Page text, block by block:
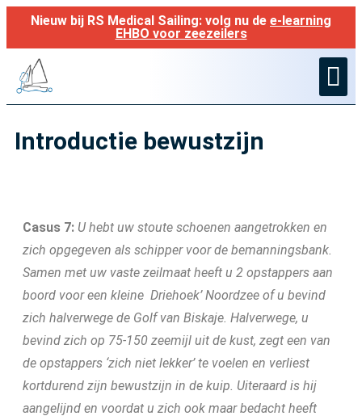
Nieuw bij RS Medical Sailing: volg nu de e-learning
EHBO voor zeezeilers
Introductie bewustzijn
Casus 7: U hebt uw stoute schoenen aangetrokken en
zich opgegeven als schipper voor de bemanningsbank.
Samen met uw vaste zeilmaat heeft u 2 opstappers aan
boord voor een kleine Driehoek’ Noordzee of u bevind
zich halverwege de Golf van Biskaje. Halverwege, u
bevind zich op 75-150 zeemijl uit de kust, zegt een van
de opstappers ‘zich niet lekker’ te voelen en verliest
kortdurend zijn bewustzijn in de kuip. Uiteraard is hij
aangelijnd en voordat u zich ook maar bedacht heeft